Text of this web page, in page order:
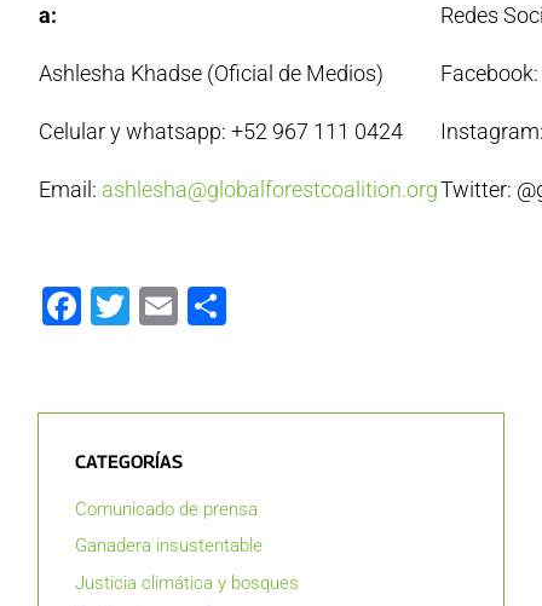
a:
Ashlesha Khadse (Oficial de Medios)
Celular y whatsapp: +52 967 111 0424
Email: ashlesha@globalforestcoalition.org
Redes
Twitter:
Facebook
Twitter
Email
CATEGORÍAS
Comunicado de prensa
Ganadera insustentable
Justicia climática y bosques